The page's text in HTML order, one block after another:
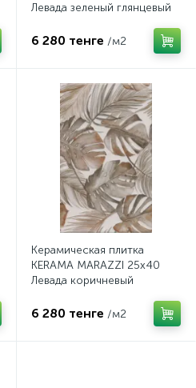
Левада зеленый глянцевый
6 280 тенге /м2
Керамическая плитка
KERAMA MARAZZI 25х40
Левада коричневый
6 280 тенге /м2